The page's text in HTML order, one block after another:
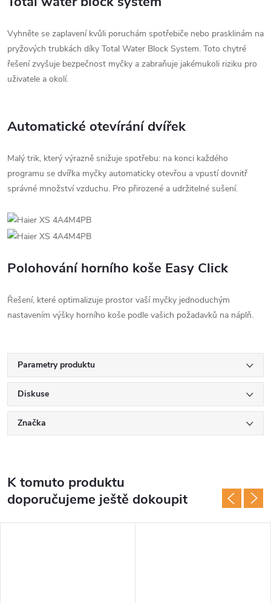
Vyhněte se zaplavení kvůli poruchám spotřebiče nebo prasklinám na
pryžových trubkách díky Total Water Block System. Toto chytré
řešení zvyšuje bezpečnost myčky a zabraňuje jakémukoli riziku pro
uživatele a okolí.
Automatické otevírání dvířek
Malý trik, který výrazně snižuje spotřebu: na konci každého
programu se dvířka myčky automaticky otevřou a vpustí dovnitř
správné množství vzduchu. Pro přirozené a udržitelné sušení.
Polohování horního koše Easy Click
Řešení, které optimalizuje prostor vaší myčky jednoduchým
nastavením výšky horního koše podle vašich požadavků na náplň.
Parametry produktu
Diskuse
Značka
K tomuto produktu
doporučujeme ještě dokoupit